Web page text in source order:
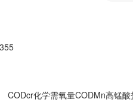
CODcr化学需氧量CODMn高锰